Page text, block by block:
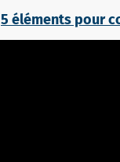
5 éléments pour